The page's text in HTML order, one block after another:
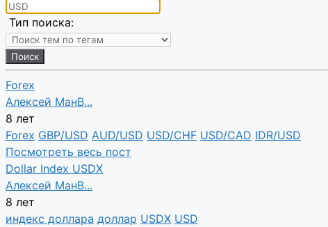
Тип поиска:
Forex
Алексей МанВ...
8 лет
Forex GBP/USD AUD/USD USD/CHF USD/CAD IDR/USD
Посмотреть весь пост
Dollar Index USDX
Алексей МанВ...
8 лет
индекс доллара доллар USDX USD